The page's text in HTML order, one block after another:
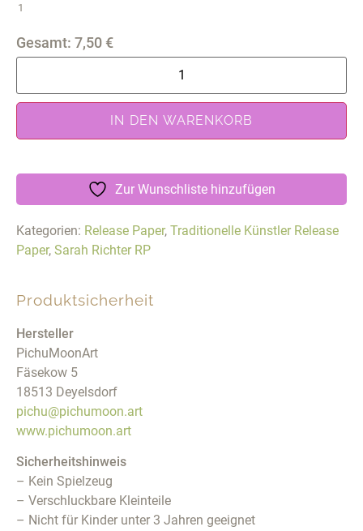
1
Gesamt: 7,50 €
IN DEN WARENKORB
Zur Wunschliste hinzufügen
Kategorien: Release Paper, Traditionelle Künstler Release
Paper, Sarah Richter RP
Produktsicherheit
Hersteller
PichuMoonArt
Fäsekow 5
18513 Deyelsdorf
pichu@pichumoon.art
www.pichumoon.art
Sicherheitshinweis
– Kein Spielzeug
– Verschluckbare Kleinteile
– Nicht für Kinder unter 3 Jahren geeignet